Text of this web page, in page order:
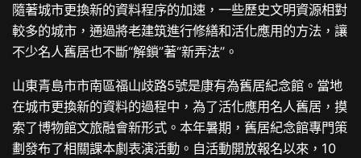
隨著城市更換新的資料程序的加速，一些歷史文明資源相對
較多的城市，通過將老建筑進行修繕和活化應用的方法，讓
不少名人舊居也不斷“解鎖”著“新弄法”。
山東青島市市南區福山歧路5號是康有為舊居紀念館。當地
在城市更換新的資料的過程中，為了活化應用名人舊居，摸
索了博物館文旅融會新形式。本年暑期，舊居紀念館專門策
劃發布了相關課本劇表演活動。自活動開放報名以來，10